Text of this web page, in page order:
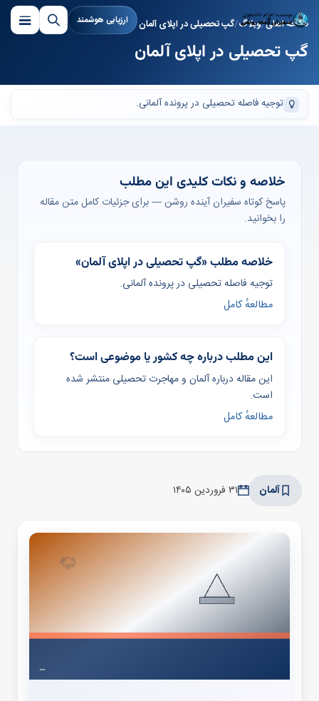
ارزیابی هوشمند صفحه اصلی وبلاگ گپ تحصیلی در اپلای آلمان
گپ تحصیلی در اپلای آلمان
توجیه فاصله تحصیلی در پرونده آلمانی.
خلاصه و نکات کلیدی این مطلب
پاسخ کوتاه سفیران آینده روشن — برای جزئیات کامل متن مقاله
را بخوانید.
خلاصه مطلب «گپ تحصیلی در اپلای آلمان»
توجیه فاصله تحصیلی در پرونده آلمانی.
مطالعهٔ کامل
این مطلب درباره چه کشور یا موضوعی است؟
این مقاله درباره آلمان و مهاجرت تحصیلی منتشر شده
است.
مطالعهٔ کامل
آلمان ۳۱ فروردین ۱۴۰۵